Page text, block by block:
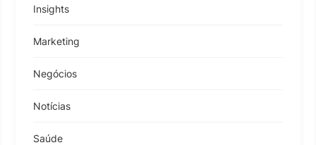
Insights
Marketing
Negócios
Notícias
Saúde